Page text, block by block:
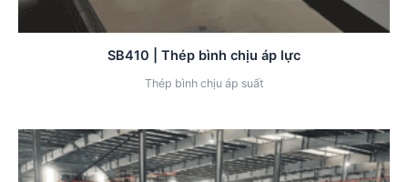
SB410 | Thép bình chịu áp lực
Thép bình chịu áp suất